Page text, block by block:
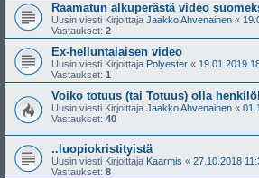
Raamatun alkuperästä video
Uusin viesti Kirjoittaja Jaakko Ahvenainen «
Vastaukset: 2
Ex-helluntalaisen video
Uusin viesti Kirjoittaja Polyester « 19.01.2019
Vastaukset: 1
Voiko totuus (tai Totuus) olla
Uusin viesti Kirjoittaja Jaakko Ahvenainen «
Vastaukset: 40
..luopiokristityistä
Uusin viesti Kirjoittaja Kaarmis « 27.10.2018
Vastaukset: 8